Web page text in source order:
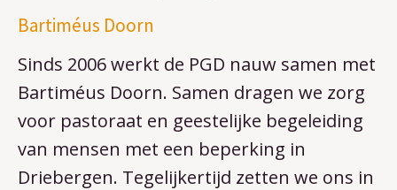
Bartiméus Doorn
Sinds 2006 werkt de PGD nauw samen met
Bartiméus Doorn. Samen dragen we zorg
voor pastoraat en geestelijke begeleiding
van mensen met een beperking in
Driebergen. Tegelijkertijd zetten we ons in